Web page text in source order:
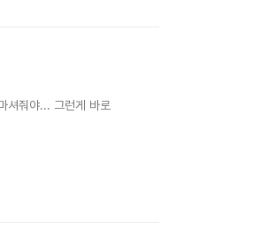
셔줘야... 그런게 바로